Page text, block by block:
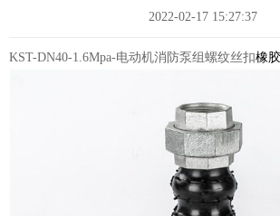
2022-02-17 15:27:37
KST-DN40-1.6Mpa-电动机消防泵组螺纹丝扣橡